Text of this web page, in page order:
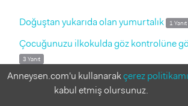
Doğuştan yukarıda olan yumurtalık 1 Yanıt
Çocuğunuzu ilkokulda göz kontrolüne
3 Yanıt
3 yaşındaki oğlumun sürekli
Anneysen.com'u kullanarakçerez
kabul etmiş olursunuz.